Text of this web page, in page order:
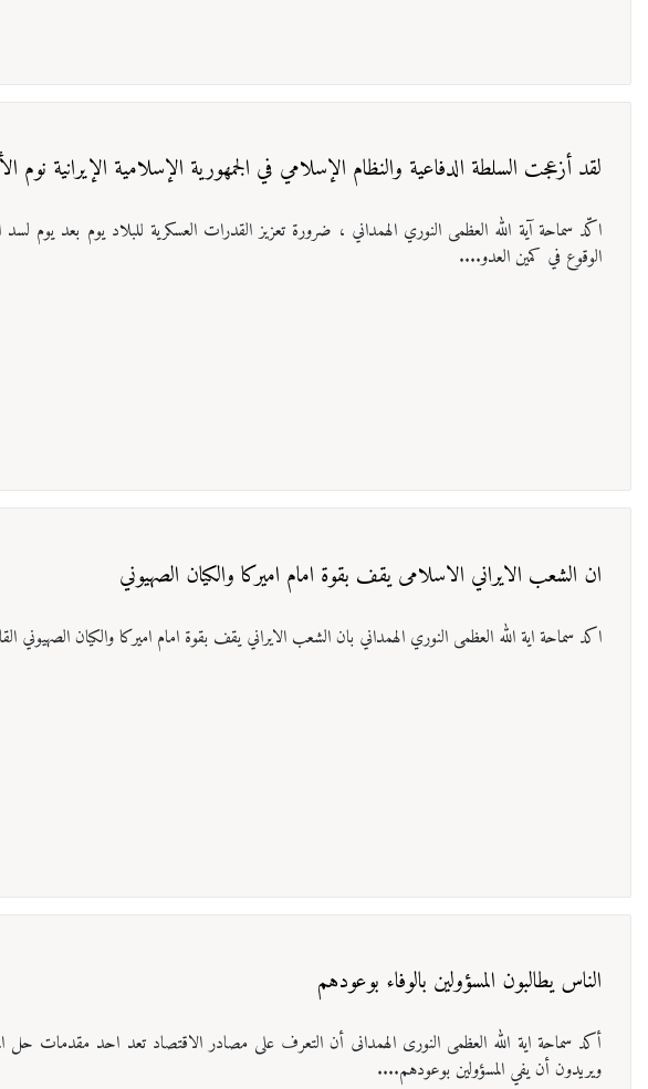
لقد أزعجت السلطة الدفاعية والنظام الإسلامي في الجمهورية الإسلامية الإيرانية نوم
اكّد سماحة آیة الله العظمی النوري الهمداني ، ضرورة تعزيز القدرات العسكرية للبلاد يوم بعد يوم
الوقوع في كمين العدو....
ان الشعب الايراني الاسلامی یقف بقوة امام اميركا والكيان الصهيوني
اكد سماحة اية الله العظمی النوري الهمداني بان الشعب الايراني يقف بقوة امام اميركا والكيان الصهيوني
الناس يطالبون المسؤولين بالوفاء بوعودهم
أكد سماحة ایة الله العظمی النوری الهمدانی أن التعرف على مصادر الاقتصاد تعد احد مقدمات حل
ويريدون أن يفي المسؤولين بوعودهم....